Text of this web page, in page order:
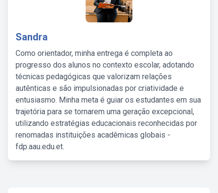
Sandra
Como orientador, minha entrega é completa ao
progresso dos alunos no contexto escolar, adotando
técnicas pedagógicas que valorizam relações
autênticas e são impulsionadas por criatividade e
entusiasmo. Minha meta é guiar os estudantes em sua
trajetória para se tornarem uma geração excepcional,
utilizando estratégias educacionais reconhecidas por
renomadas instituições acadêmicas globais -
fdp.aau.edu.et.